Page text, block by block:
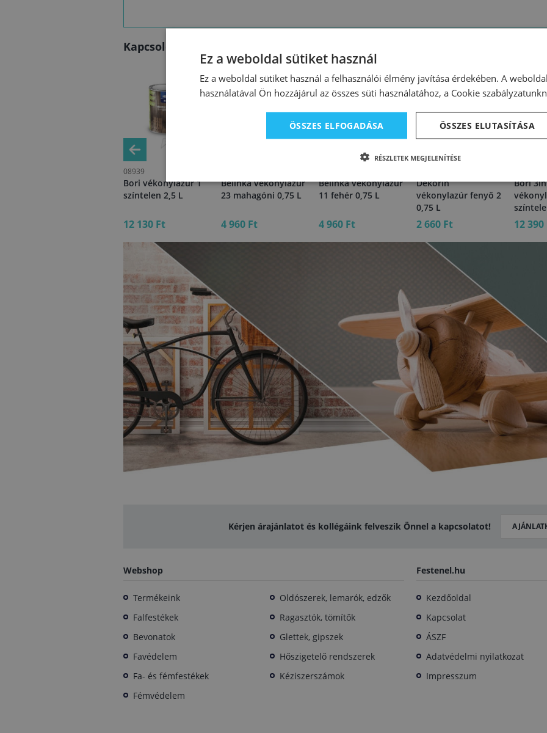
Kapcsolódó termékek
08939
Bori vékonylazúr 1
színtelen 2,5 L
12 130 Ft
Belinka vékonylazúr
23 mahagóni 0,75 L
4 960 Ft
Belinka vékonylazúr
11 fehér 0,75 L
4 960 Ft
Dekorin
vékonylazúr fenyő 2
0,75 L
2 660 Ft
Bori
12
Kérjen árajánlatot és kollégáink felveszik Önnel a kapcsolatot!
Webshop
Termékeink
Falfestékek
Bevonatok
Favédelem
Fa- és fémfestékek
Fémvédelem
Oldószerek, lemarók, edzők
Ragasztók, tömítők
Glettek, gipszek
Hőszigetelő rendszerek
Kéziszerszámok
Festenel.hu
Kezdőoldal
Kapcsolat
ÁSZF
Adatvédelmi nyilatkozat
Impresszum
Ez a weboldal sütiket használ
Ez a weboldal sütiket használ a felhasználói élmény javítása érdekében. A
használatával Ön hozzájárul az összes süti használatához, a Cookie
ÖSSZES ELFOGADÁSA ÖSSZES ELUTASÍTÁSA
RÉSZLETEK MEGJELENÍTÉSE